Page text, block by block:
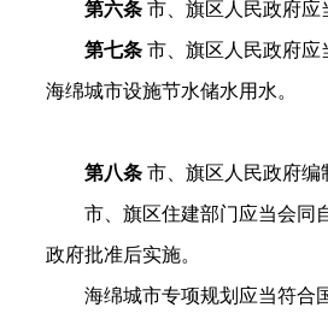
第六条市、旗区人民政府应
第七条市、旗区人民政府应
海绵城市设施节水储水用水。
第八条市、旗区人民政府编
市、旗区住建部门应当会同
政府批准后实施。
海绵城市专项规划应当符合